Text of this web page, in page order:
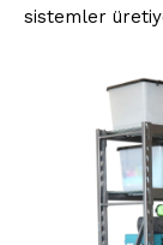
sistemler